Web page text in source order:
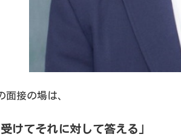
面接の場は、
受けてそれに対して答える」